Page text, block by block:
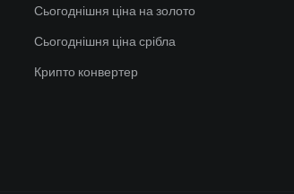
Сьогоднішня ціна на золото
Сьогоднішня ціна срібла
Крипто конвертер